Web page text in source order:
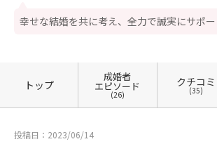
幸せな結婚を共に考え、全力で誠実にサポ
トップ
成婚者
エピソード
(26)
クチコミ
(35)
投稿日：2023/06/14